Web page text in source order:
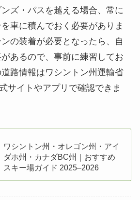
ズ・パスを越える場合、常に
車に積んでおく必要がありま
の装着が必要となったら、自
あるので、事前に練習してお
路情報はワシントン州運輸省
サイトやアプリで確認できま
ワシントン州・オレゴン州・アイ
ダホ州・カナダBC州｜おすすめ
スキー場ガイド 2025–2026